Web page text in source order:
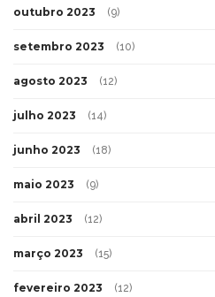
outubro 2023 (9)
setembro 2023 (10)
agosto 2023 (12)
julho 2023 (14)
junho 2023 (18)
maio 2023 (9)
abril 2023 (12)
março 2023 (15)
fevereiro 2023 (12)